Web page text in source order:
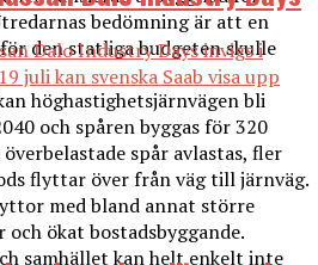
bedömning är att en
den statliga budgeten skulle
höghastighetsjärnvägen bli
och spåren byggas för 320
spår avlastas, fler
flyttar över från väg till järnväg.
med bland annat större
ökat bostadsbyggande.
samhället kan helt enkelt inte
Dalo Industry Days invigs i
juli kan svenska Saab visa upp